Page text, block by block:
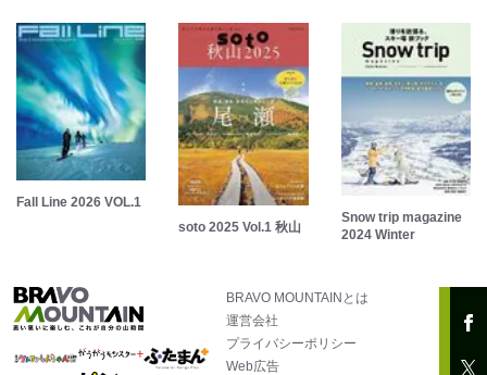
Fall Line 2026 VOL.1
soto 2025 Vol.1 秋山
Snow trip magazine
2024 Winter
BRAVO MOUNTAINとは
運営会社
プライバシーポリシー
Web広告